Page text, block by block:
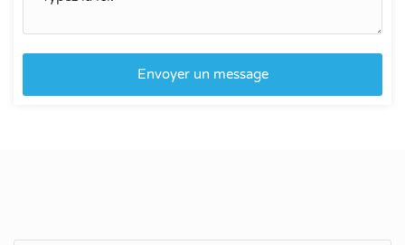
Envoyer un message